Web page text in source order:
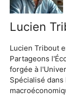
Lucien
Lucien Tribout
Partageons
forgée à
Spécialisé